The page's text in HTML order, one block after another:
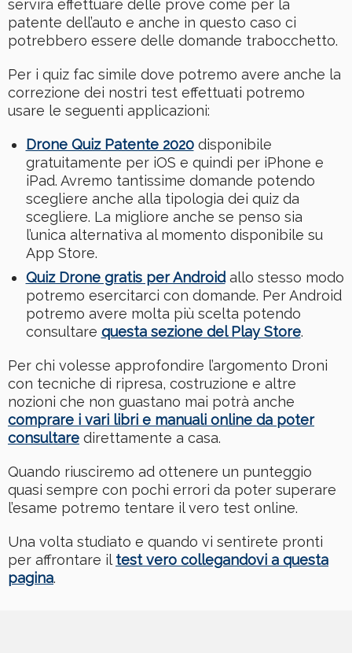
servirà effettuare delle prove come per la
patente dell’auto e anche in questo caso ci
potrebbero essere delle domande trabocchetto.
Per i quiz fac simile dove potremo avere anche la
correzione dei nostri test effettuati potremo
usare le seguenti applicazioni:
Drone Quiz Patente 2020disponibile
gratuitamente per iOS e quindi per iPhone e
iPad. Avremo tantissime domande potendo
scegliere anche alla tipologia dei quiz da
scegliere. La migliore anche se penso sia
l’unica alternativa al momento disponibile su
App Store.
Quiz Drone gratis per Androidallo stesso modo
potremo esercitarci con domande. Per Android
potremo avere molta più scelta potendo
consultare questa sezione del Play Store.
Per chi volesse approfondire l’argomento Droni
con tecniche di ripresa, costruzione e altre
nozioni che non guastano mai potrà anche
comprare i vari libri e manuali online da poter
consultare direttamente a casa.
Quando riusciremo ad ottenere un punteggio
quasi sempre con pochi errori da poter superare
l’esame potremo tentare il vero test online.
Una volta studiato e quando vi sentirete pronti
per affrontare iltest vero collegandovi a questa
pagina.